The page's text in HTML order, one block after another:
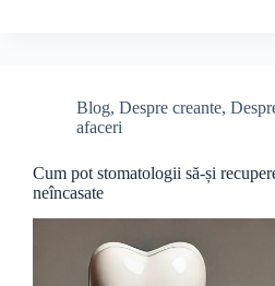
Blog, Despre creante,
afaceri
Cum pot stomatologii să-și
neîncasate